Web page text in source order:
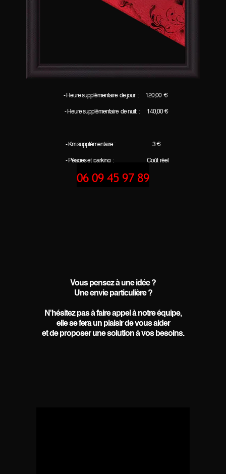
- Heure supplémentaire de jour : 120,00 €
- Heure supplémentaire de nuit: : 140,00 €
- Km supplémentaire : 3 €
- Péages et parking : Coût réel
06 09 45 97 89
Vous pensez à une idée ?
Une envie particulière ?
N'hésitez pas à faire appel à notre équipe,
elle se fera un plaisir de vous aider
et de proposer une solution à vos besoins.